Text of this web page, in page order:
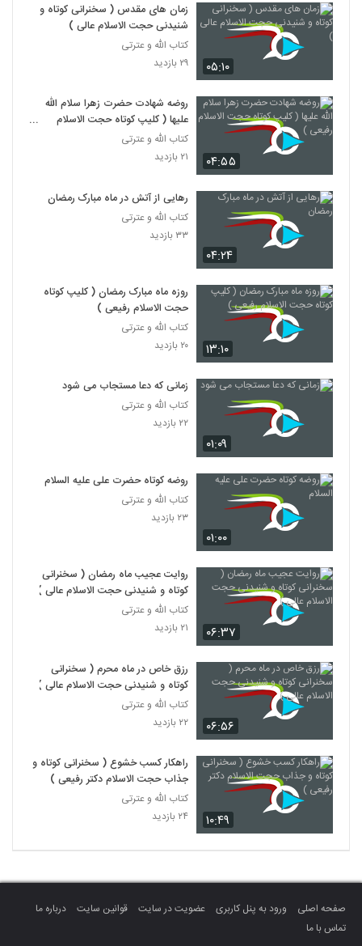
۰۵:۱۰
زمان های مقدس ( سخنرانی کوتاه و
شنیدنی حجت الاسلام عالی )
کتاب الله و عترتی
۲۹ بازدید
۰۴:۵۵
روضه شهادت حضرت زهرا سلام الله
علیها ( کلیپ کوتاه حجت الاسلام
رفیعی )
کتاب الله و عترتی
۲۱ بازدید
۰۴:۲۴
رهایی از آتش در ماه مبارک رمضان
کتاب الله و عترتی
۳۳ بازدید
۱۳:۱۰
روزه ماه مبارک رمضان ( کلیپ کوتاه
حجت الاسلام رفیعی )
کتاب الله و عترتی
۲۰ بازدید
۰۱:۰۹
زمانی که دعا مستجاب می شود
کتاب الله و عترتی
۲۲ بازدید
۰۱:۰۰
روضه کوتاه حضرت علی علیه السلام
کتاب الله و عترتی
۲۳ بازدید
۰۶:۳۷
روایت عجیب ماه رمضان ( سخنرانی
کوتاه و شنیدنی حجت الاسلام عالی )
کتاب الله و عترتی
۲۱ بازدید
۰۶:۵۶
رزق خاص در ماه محرم ( سخنرانی
کوتاه و شنیدنی حجت الاسلام عالی )
کتاب الله و عترتی
۲۲ بازدید
۱۰:۴۹
راهکار کسب خشوع ( سخنرانی کوتاه و
جذاب حجت الاسلام دکتر رفیعی )
کتاب الله و عترتی
۲۴ بازدید
صفحه اصلی ورود به پنل کاربری عضویت در سایت قوانین سایت
درباره ما
تماس با ما